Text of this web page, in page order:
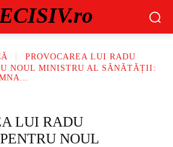
PROVOCAREA LUI RADU
NOUL MINISTRU AL SĂNĂTĂȚII:
LUI RADU
NOUL